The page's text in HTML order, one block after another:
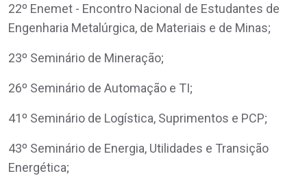
22º Enemet - Encontro Nacional de Estudantes de
Engenharia Metalúrgica, de Materiais e de Minas;
23º Seminário de Mineração;
26º Seminário de Automação e TI;
41º Seminário de Logística, Suprimentos e PCP;
43º Seminário de Energia, Utilidades e Transição
Energética;